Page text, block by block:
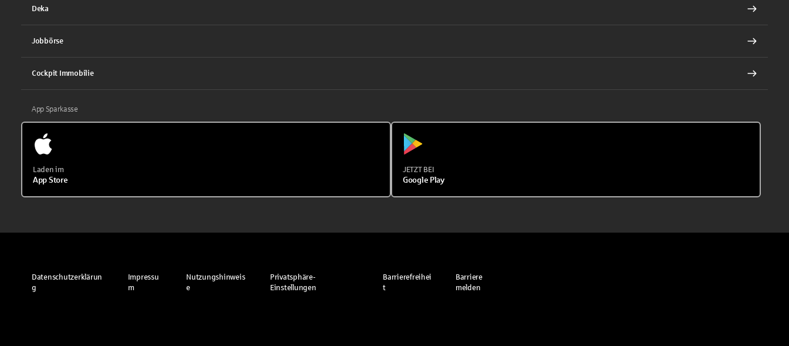
Deka
Jobbörse
Cockpit Immobilie
App Sparkasse
Laden im
App Store
JETZT BEI
Google Play
Datenschutzerklärun
g
Impressu
m
Nutzungshinweis
e
Privatsphäre-
Einstellungen
Barrierefreihei
t
Barriere
melden